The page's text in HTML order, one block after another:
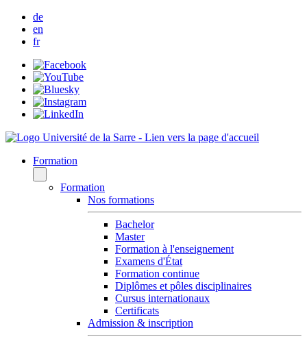
de
en
fr
Formation
Formation
Nos formations
Bachelor
Master
Formation à l'enseignement
Examens d'État
Formation continue
Diplômes et pôles disciplinaires
Cursus internationaux
Certificats
Admission & inscription